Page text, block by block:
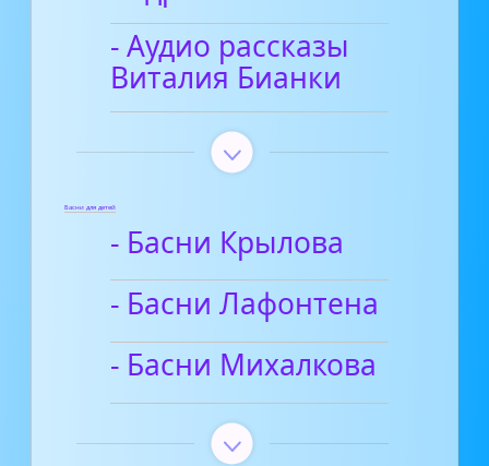
- Аудио рассказы
Виталия Бианки
Басни для детей
- Басни Крылова
- Басни Лафонтена
- Басни Михалкова